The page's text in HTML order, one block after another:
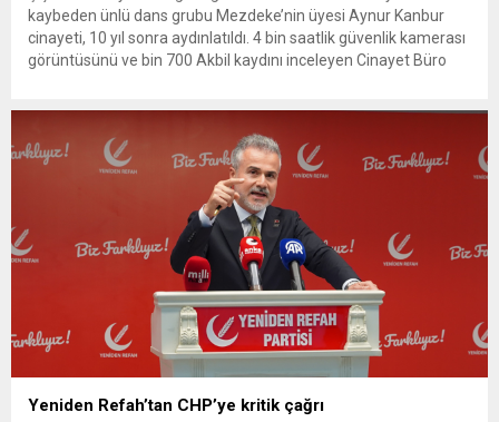
kaybeden ünlü dans grubu Mezdeke’nin üyesi Aynur Kanbur
cinayeti, 10 yıl sonra aydınlatıldı. 4 bin saatlik güvenlik kamerası
görüntüsünü ve bin 700 Akbil kaydını inceleyen Cinayet Büro
Yeniden Refah’tan CHP’ye kritik çağrı